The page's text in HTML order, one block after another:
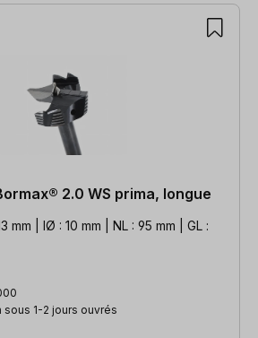
2.0 WS prima, longue
mm | IØ : 10 mm | NL : 95 mm | GL :
sous 1-2 jours ouvrés